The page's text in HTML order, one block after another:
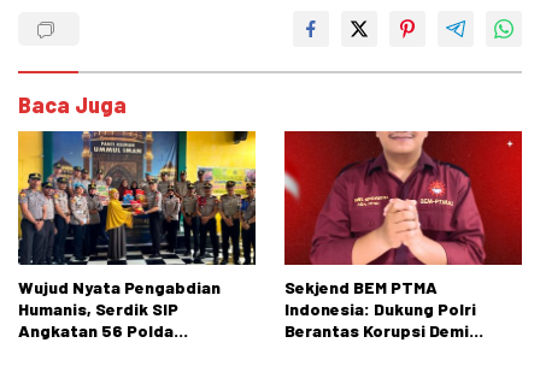
Baca Juga
Wujud Nyata Pengabdian
Humanis, Serdik SIP
Angkatan 56 Polda
Sekjend BEM PTMA
Indonesia: Dukung Polri
Berantas Korupsi Demi